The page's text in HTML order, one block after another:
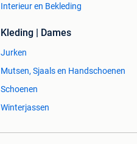
Interieur en Bekleding
Kleding | Dames
Jurken
Mutsen, Sjaals en Handschoenen
Schoenen
Winterjassen